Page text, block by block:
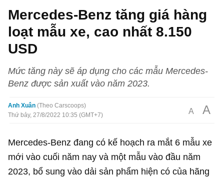
Mercedes-Benz tăng giá hàng
loạt mẫu xe, cao nhất 8.150
USD
Mức tăng này sẽ áp dụng cho các mẫu Mercedes-
Benz được sản xuất vào năm 2023.
Anh Xuân Theo Carscoops
Thứ bảy, 27/8/2022 10:35 (GMT+7)
A A
Mercedes-Benz đang có kế hoạch ra mắt 6 mẫu xe
mới vào cuối năm nay và một mẫu vào đầu năm
2023, bổ sung vào dải sản phẩm hiện có của hãng